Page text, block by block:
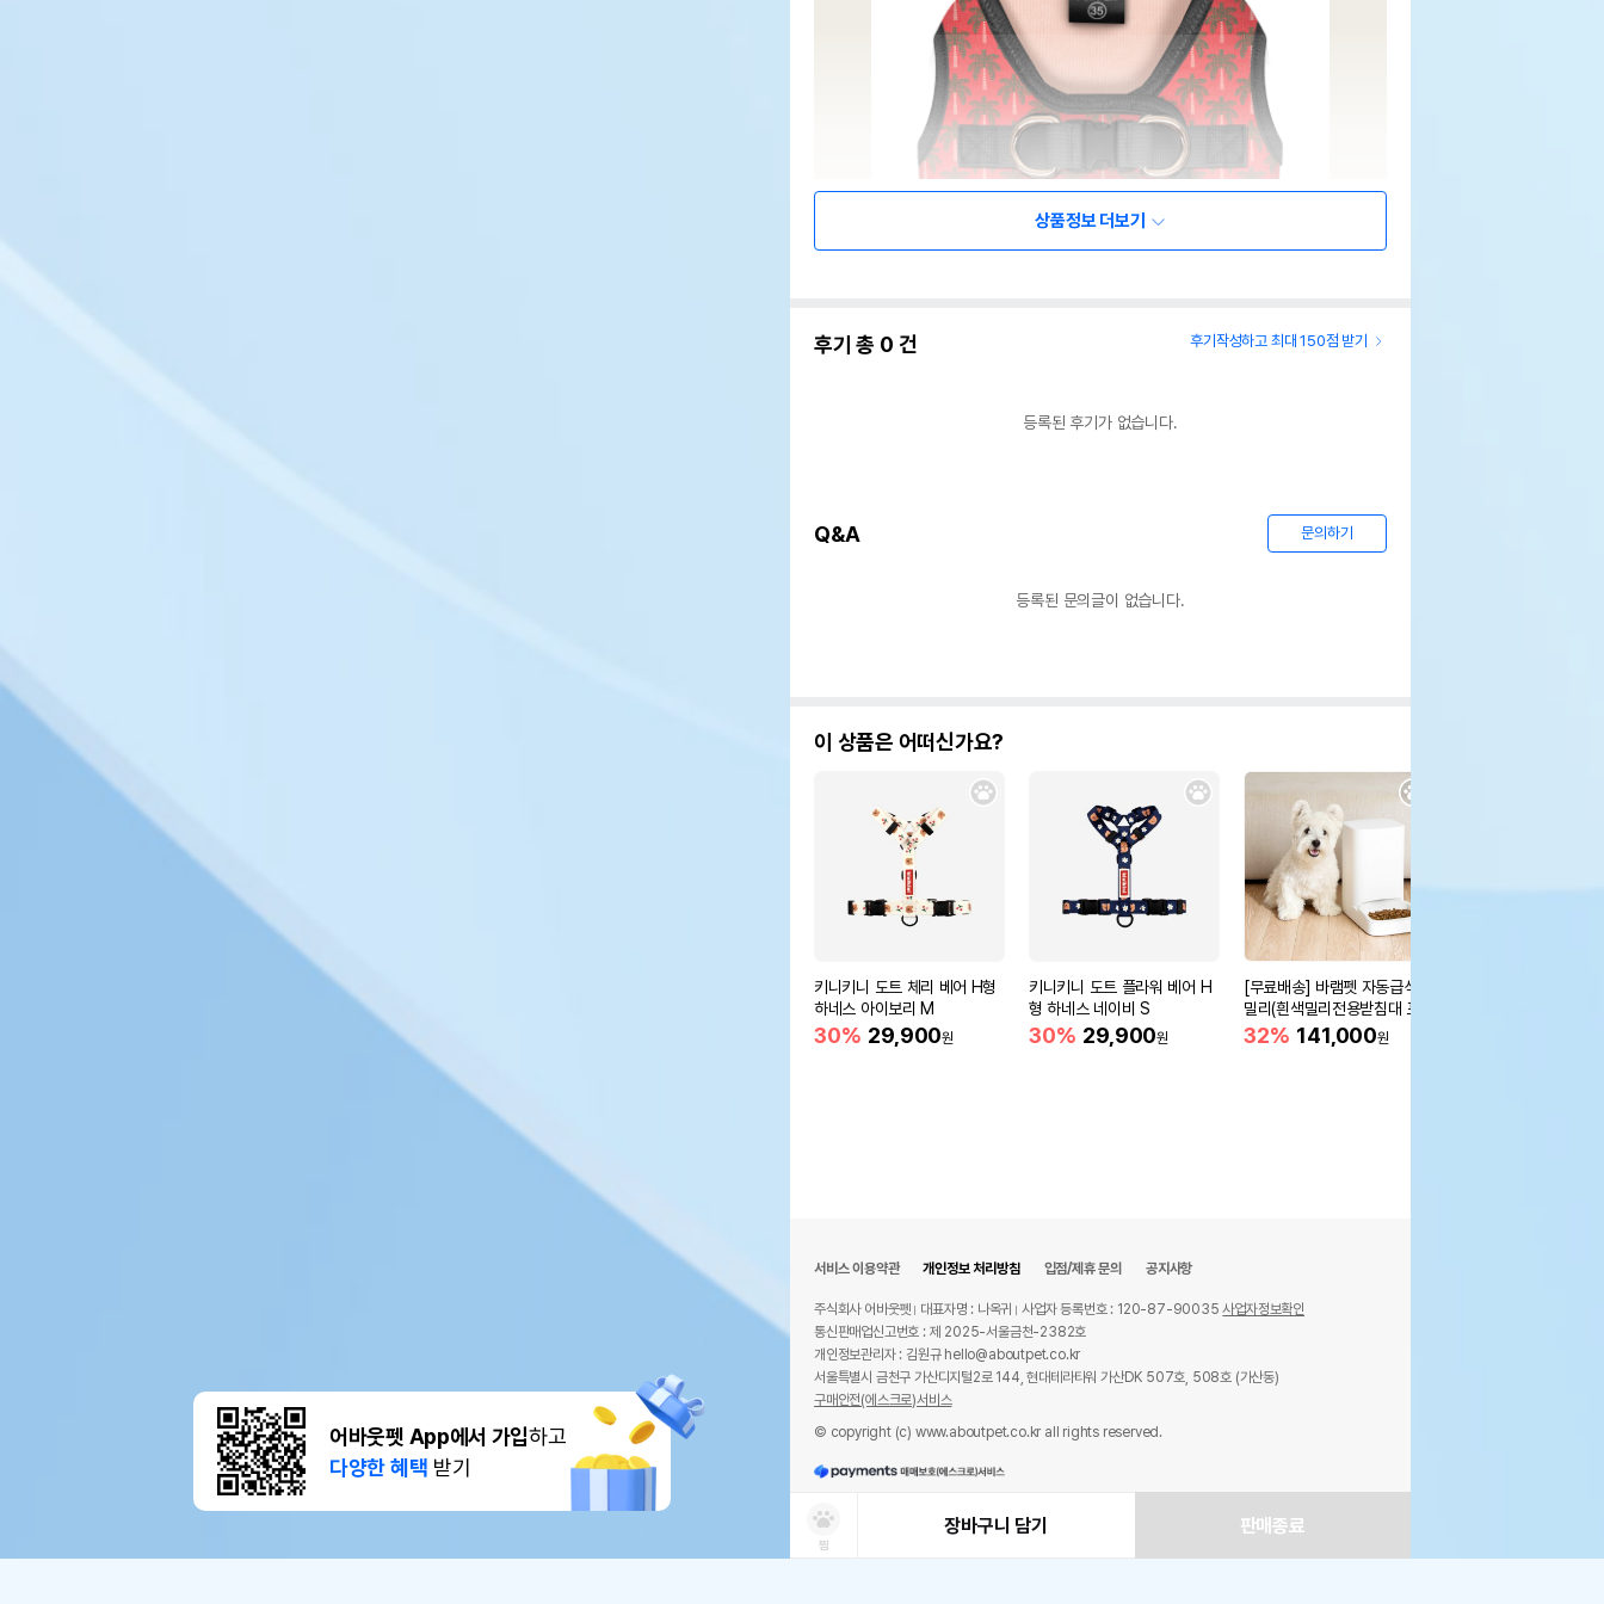
어바웃펫 App에서 가입하고
다양한 혜택 받기
상품정보 더보기
후기 총 0 건 후기작성하고 최대 150점 받기
등록된 후기가 없습니다.
Q&A 문의하기
등록된 문의글이 없습니다.
이 상품은 어떠신가요?
키니키니 도트 체리 베어 H형
하네스 아이보리 M
30% 29,900원
키니키니 도트 플라워 베어 H
형 하네스 네이비 S
30% 29,900원
[무료배송] 바램펫 자동급식기
밀리(흰색밀리전용받침대 포
함)
32% 141,000원
찜
장바구니 담기 판매종료
서비스 이용약관 개인정보 처리방침 입점/제휴 문의 공지사항
주식회사 어바웃펫 대표자명 : 나옥귀 사업자 등록번호 : 120-87-90035사업자정보확인
통신판매업신고번호 : 제 2025-서울금천-2382호
개인정보관리자 : 김원규 hello@aboutpet.co.kr
서울특별시 금천구 가산디지털2로 144, 현대테라타워 가산DK 507호, 508호 (가산동)
구매안전(에스크로)서비스
© copyright (c) www.aboutpet.co.kr all rights reserved.